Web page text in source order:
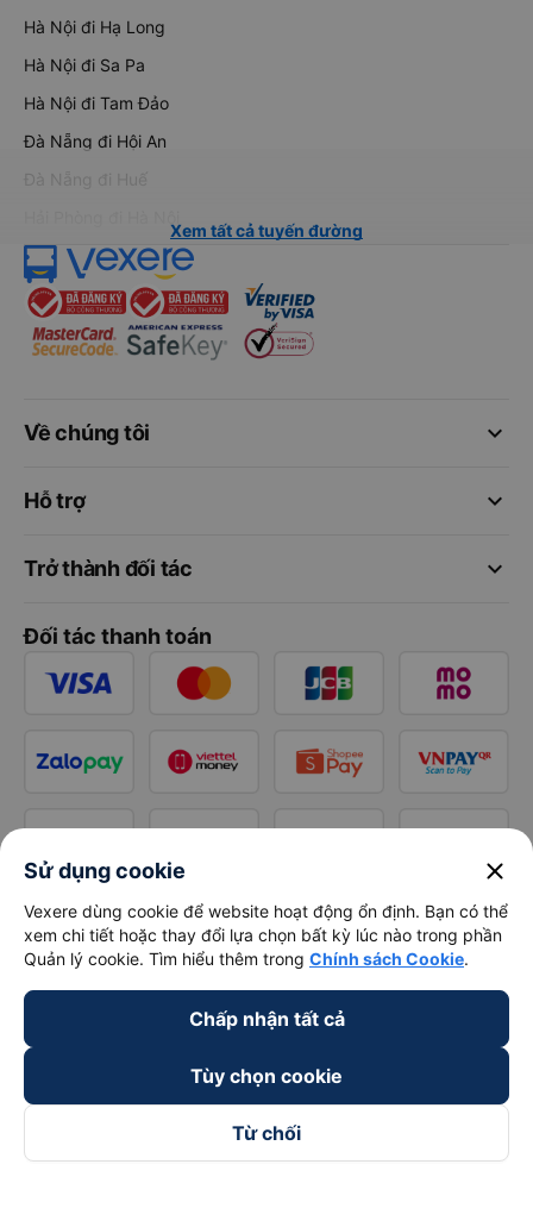
Hà Nội đi Hạ Long
Hà Nội đi Sa Pa
Hà Nội đi Tam Đảo
Đà Nẵng đi Hội An
Đà Nẵng đi Huế
Xem tất cả tuyến đường
keyboard_arrow_down
Về chúng tôi
keyboard_arrow_down
Hỗ trợ
keyboard_arrow_down
Trở thành đối tác
Đối tác thanh toán
Sử dụng cookie close
Vexere dùng cookie để website hoạt động ổn định. Bạn có thể
xem chi tiết hoặc thay đổi lựa chọn bất kỳ lúc nào trong phần
Quản lý cookie. Tìm hiểu thêm trong Chính sách Cookie.
Chấp nhận tất cả
Tùy chọn cookie
Từ chối